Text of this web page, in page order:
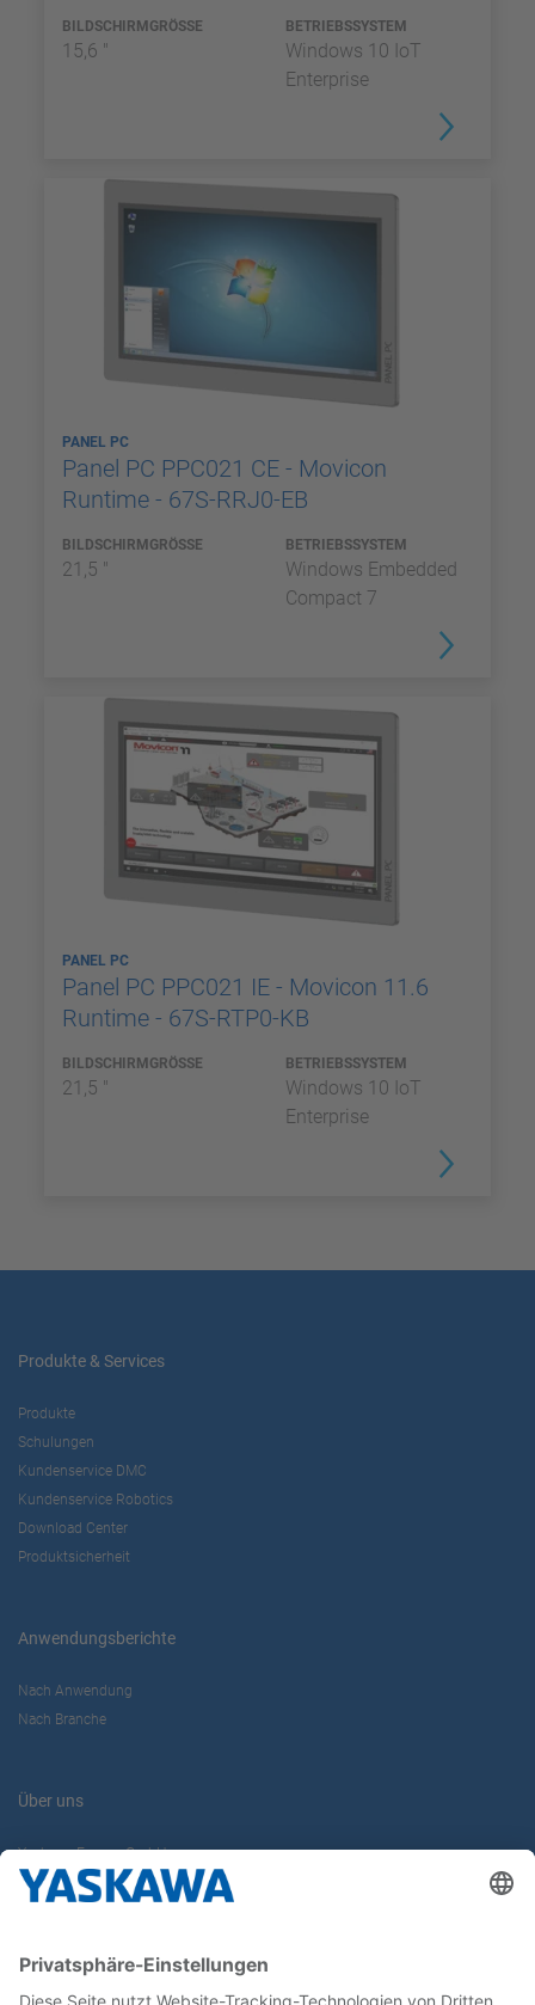
BILDSCHIRMGRÖSSE
15,6 "
BETRIEBSSYSTEM
Windows 10 IoT
Enterprise
PANEL PC
Panel PC PPC021 CE - Movicon
Runtime - 67S-RRJ0-EB
BILDSCHIRMGRÖSSE
21,5 "
BETRIEBSSYSTEM
Windows Embedded
Compact 7
PANEL PC
Panel PC PPC021 IE - Movicon 11.6
Runtime - 67S-RTP0-KB
BILDSCHIRMGRÖSSE
21,5 "
BETRIEBSSYSTEM
Windows 10 IoT
Enterprise
Produkte & Services
Produkte
Schulungen
Kundenservice DMC
Kundenservice Robotics
Download Center
Produktsicherheit
Anwendungsberichte
Nach Anwendung
Nach Branche
Über uns
Yaskawa Europe GmbH
Karriere
Newsletter